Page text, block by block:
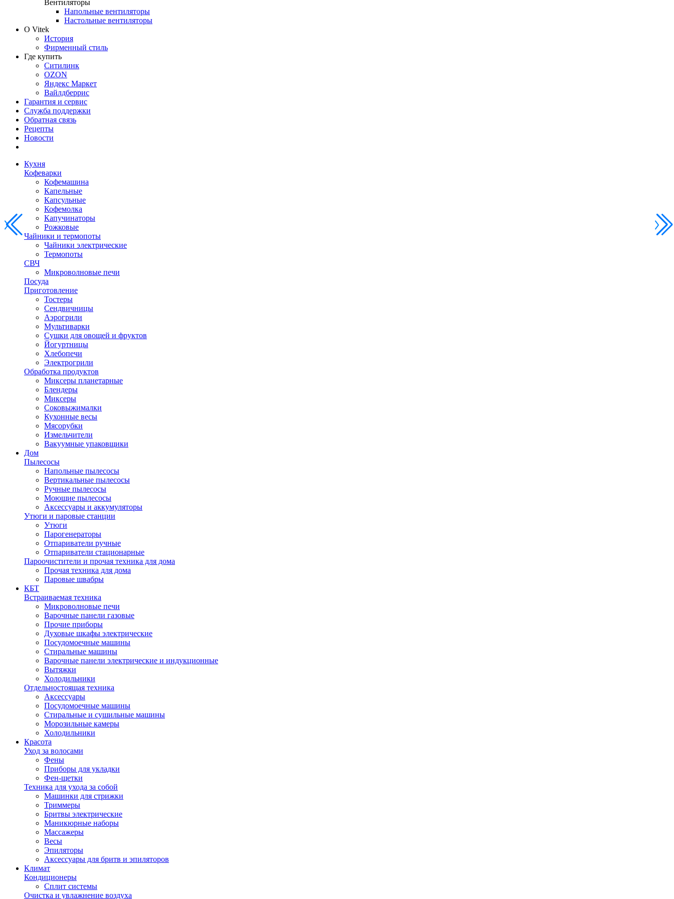
Вентиляторы
Напольные вентиляторы
Настольные вентиляторы
О Vitek
История
Фирменный стиль
Где купить
Ситилинк
OZON
Яндекс Маркет
Вайлдберрис
Гарантия и сервис
Служба поддержки
Обратная связь
Рецепты
Новости
Кухня
Кофеварки
Кофемашина
Капельные
Капсульные
Кофемолка
Капучинаторы
Рожковые
Чайники и термопоты
Чайники электрические
Термопоты
СВЧ
Микроволновые печи
Посуда
Приготовление
Тостеры
Сендвичницы
Аэрогрили
Мультиварки
Сушки для овощей и фруктов
Йогуртницы
Хлебопечи
Электрогрили
Обработка продуктов
Миксеры планетарные
Блендеры
Миксеры
Соковыжималки
Кухонные весы
Мясорубки
Измельчители
Вакуумные упаковщики
Дом
Пылесосы
Напольные пылесосы
Вертикальные пылесосы
Ручные пылесосы
Моющие пылесосы
Аксессуары и аккумуляторы
Утюги и паровые станции
Утюги
Парогенераторы
Отпариватели ручные
Отпариватели стационарные
Пароочистители и прочая техника для дома
Прочая техника для дома
Паровые швабры
КБТ
Встраиваемая техника
Микроволновые печи
Варочные панели газовые
Прочие приборы
Духовые шкафы электрические
Посудомоечные машины
Стиральные машины
Варочные панели электрические и индукционные
Вытяжки
Холодильники
Отдельностоящая техника
Аксессуары
Посудомоечные машины
Стиральные и сушильные машины
Морозильные камеры
Холодильники
Красота
Уход за волосами
Фены
Приборы для укладки
Фен-щетки
Техника для ухода за собой
Машинки для стрижки
Триммеры
Бритвы электрические
Маникюрные наборы
Массажеры
Весы
Эпиляторы
Аксессуары для бритв и эпиляторов
Климат
Кондиционеры
Сплит системы
Очистка и увлажнение воздуха